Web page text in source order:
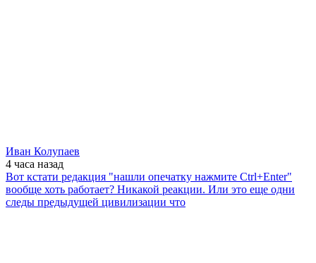
Иван Колупаев
4 часа назад
Вот кстати редакция "нашли опечатку нажмите Ctrl+Enter"
вообще хоть работает? Никакой реакции. Или это еще одни
следы предыдущей цивилизации что